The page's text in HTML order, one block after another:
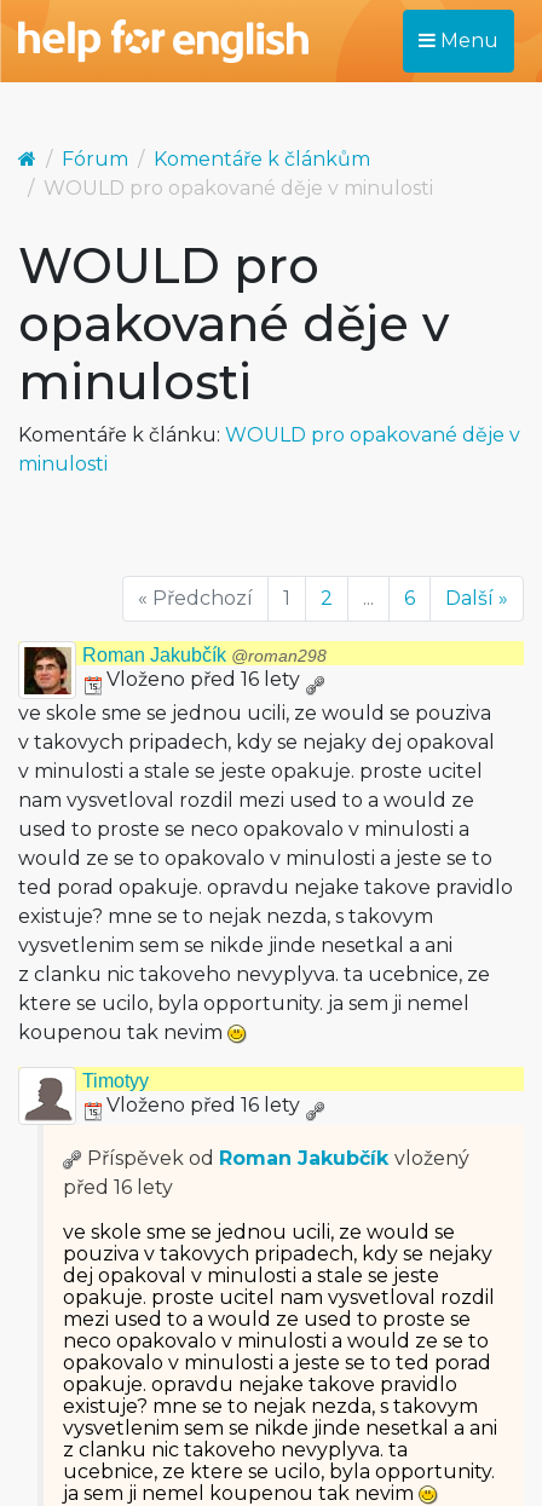
Menu
Fórum
Komentáře k článkům
WOULD pro opakované děje v minulosti
WOULD pro
opakované děje v
minulosti
Komentáře k článku: WOULD pro opakované děje v
minulosti
« Předchozí 1 2 ... 6 Další »
Roman Jakubčík @roman298
Vloženo před 16 lety
ve skole sme se jednou ucili, ze would se pouziva
v takovych pripadech, kdy se nejaky dej opakoval
v minulosti a stale se jeste opakuje. proste ucitel
nam vysvetloval rozdil mezi used to a would ze
used to proste se neco opakovalo v minulosti a
would ze se to opakovalo v minulosti a jeste se to
ted porad opakuje. opravdu nejake takove pravidlo
existuje? mne se to nejak nezda, s takovym
vysvetlenim sem se nikde jinde nesetkal a ani
z clanku nic takoveho nevyplyva. ta ucebnice, ze
ktere se ucilo, byla opportunity. ja sem ji nemel
koupenou tak nevim
Timotyy
Vloženo před 16 lety
Příspěvek od Roman Jakubčík vložený
před 16 lety
ve skole sme se jednou ucili, ze would se
pouziva v takovych pripadech, kdy se nejaky
dej opakoval v minulosti a stale se jeste
opakuje. proste ucitel nam vysvetloval rozdil
mezi used to a would ze used to proste se
neco opakovalo v minulosti a would ze se to
opakovalo v minulosti a jeste se to ted porad
opakuje. opravdu nejake takove pravidlo
existuje? mne se to nejak nezda, s takovym
vysvetlenim sem se nikde jinde nesetkal a ani
z clanku nic takoveho nevyplyva. ta
ucebnice, ze ktere se ucilo, byla opportunity.
ja sem ji nemel koupenou tak nevim